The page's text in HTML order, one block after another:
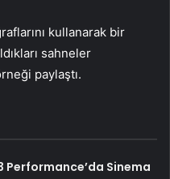
kullanarak bir
sahneler
paylaştı.
Performance’da Sinema